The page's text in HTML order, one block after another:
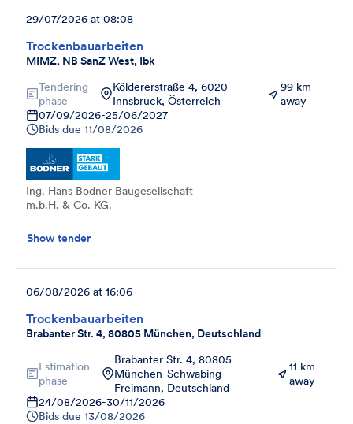
Trockenbauarbeiten
MIMZ, NB SanZ West, Ibk
29/07/2026 at 08:08
Tendering
phase
Köldererstraße 4, 6020
Innsbruck, Österreich
99 km
away
07/09/2026-25/06/2027
Bids due 11/08/2026
Ing. Hans Bodner Baugesellschaft
m.b.H. & Co. KG.
Show tender
Trockenbauarbeiten
Brabanter Str. 4, 80805 München, Deutschland
06/08/2026 at 16:06
Estimation
phase
Brabanter Str. 4, 80805
München-Schwabing-
Freimann, Deutschland
11 km
away
24/08/2026-30/11/2026
Bids due 13/08/2026